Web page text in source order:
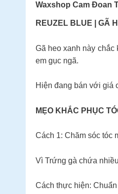
Waxshop Cam Đoan
REUZEL BLUE | GÃ
Gã heo xanh này
em gục ngã.
Hiện đang bán với giá
MẸO KHẮC PHỤC
Cách 1: Chăm sóc tóc
Vì Trứng gà chứa
Cách thực hiện: